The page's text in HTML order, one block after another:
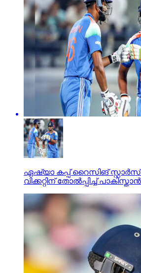
ഏഷ്യാ കപ്പ് റൈസിങ്
വിക്കറ്റിന് തോല്‍പ്പിച്ച്